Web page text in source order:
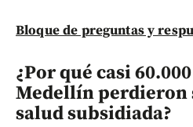
Bloque de preguntas y
¿Por qué casi
Medellín perdieron
salud subsidiada?